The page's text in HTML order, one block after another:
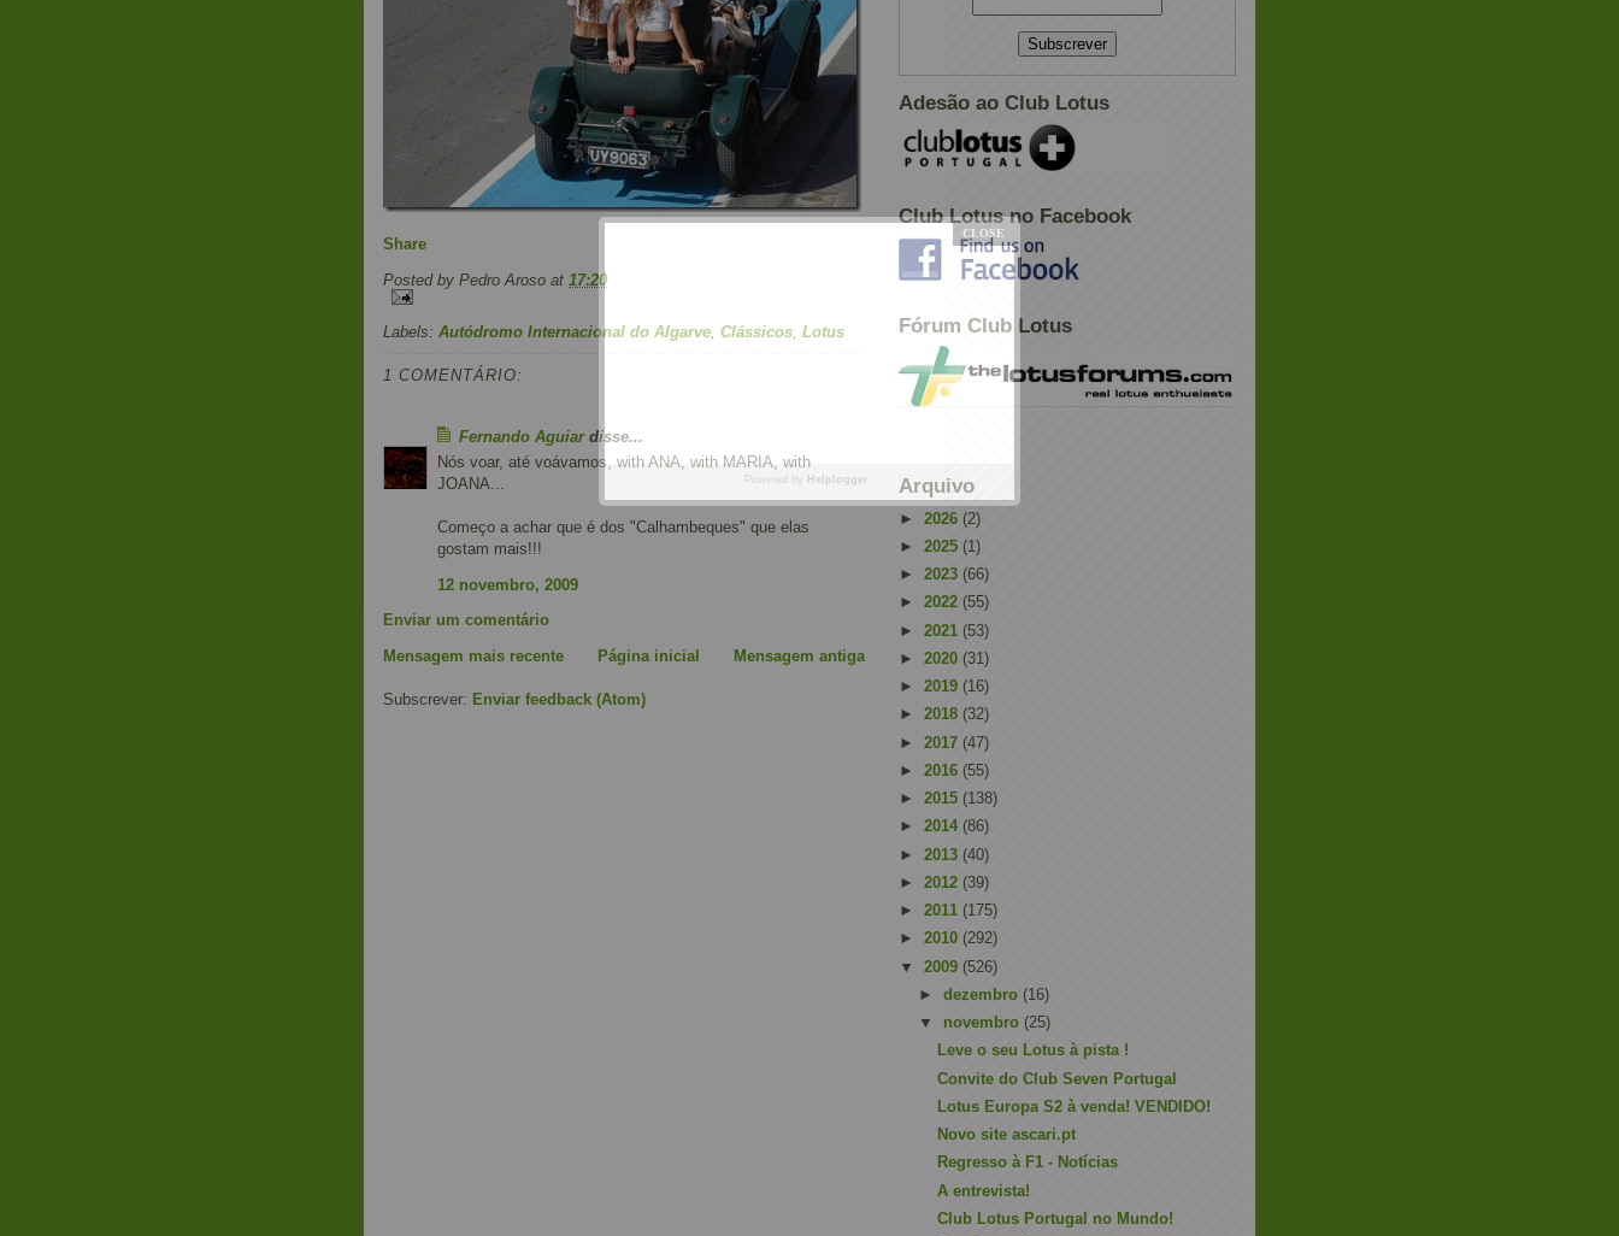
Share
Posted by Pedro Aroso at 17:20
Labels: Autódromo Internacional do Algarve Clássicos Lotus
1 COMENTÁRIO:
Fernando Aguiardisse...
Nós voar, até voávamos, with ANA, with MARIA, with
JOANA...
Começo a achar que é dos "Calhambeques" que elas
gostam mais!!!
12 novembro, 2009
Enviar um comentário
Mensagem mais recente
Mensagem antiga
Página inicial
Subscrever: Enviar feedback (Atom)
Powered by Helplogger
Adesão ao Club Lotus
Club Lotus no Facebook
Fórum Club Lotus
Arquivo
► 2026 (2)
► 2025 (1)
► 2023 (66)
► 2022 (55)
► 2021 (53)
► 2020 (31)
► 2019 (16)
► 2018 (32)
► 2017 (47)
► 2016 (55)
► 2015 (138)
► 2014 (86)
► 2013 (40)
► 2012 (39)
► 2011 (175)
► 2010 (292)
▼ 2009 (526)
► dezembro (16)
▼ novembro (25)
Leve o seu Lotus à pista !
Convite do Club Seven Portugal
Lotus Europa S2 à venda! VENDIDO!
Novo site ascari.pt
Regresso à F1 - Notícias
A entrevista!
Club Lotus Portugal no Mundo!